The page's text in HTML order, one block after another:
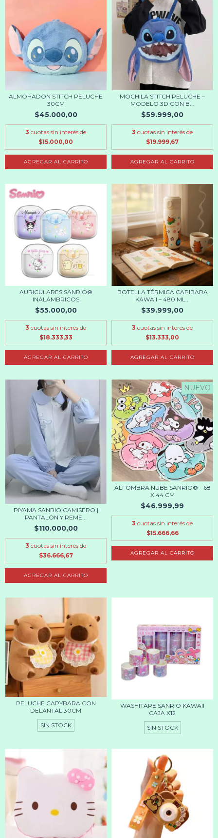
ALMOHADON STITCH PELUCHE
30CM
$45.000,00
3 cuotas sin interés de
$15.000,00
MOCHILA STITCH PELUCHE –
MODELO 3D CON B...
$59.999,00
3 cuotas sin interés de
$19.999,67
AURICULARES SANRIO®
INALAMBRICOS
$55.000,00
3 cuotas sin interés de
$18.333,33
AGREGAR AL CARRITO
BOTELLA TÉRMICA CAPIBARA
KAWAII – 480 ML...
$39.999,00
3 cuotas sin interés de
$13.333,00
AGREGAR AL CARRITO
PIYAMA SANRIO CAMISERO |
PANTALÓN Y REME...
$110.000,00
3 cuotas sin interés de
$36.666,67
AGREGAR AL CARRITO
NUEVO
ALFOMBRA NUBE SANRIO® - 68
X 44 CM
$46.999,99
3 cuotas sin interés de
$15.666,66
AGREGAR AL CARRITO
PELUCHE CAPYBARA CON
DELANTAL 30CM
SIN STOCK
WASHITAPE SANRIO KAWAII
CAJA X12
SIN STOCK